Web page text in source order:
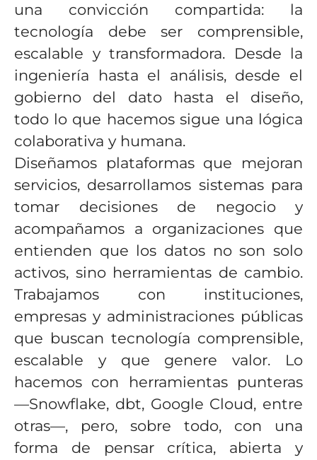
una convicción compartida: la
tecnología debe ser comprensible,
escalable y transformadora. Desde la
ingeniería hasta el análisis, desde el
gobierno del dato hasta el diseño,
todo lo que hacemos sigue una lógica
colaborativa y humana.
Diseñamos plataformas que mejoran
servicios, desarrollamos sistemas para
tomar decisiones de negocio y
acompañamos a organizaciones que
entienden que los datos no son solo
activos, sino herramientas de cambio.
Trabajamos con instituciones,
empresas y administraciones públicas
que buscan tecnología comprensible,
escalable y que genere valor. Lo
hacemos con herramientas punteras
—Snowflake, dbt, Google Cloud, entre
otras—, pero, sobre todo, con una
forma de pensar crítica, abierta y